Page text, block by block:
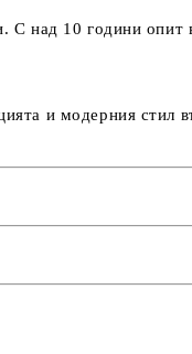
С над 10 години опит
и модерния стил